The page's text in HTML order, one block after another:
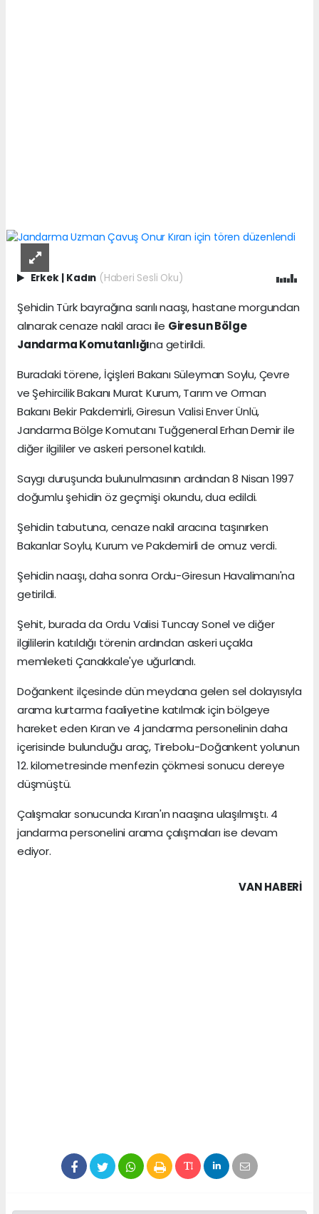
Erkek | Kadın (Haberi Sesli Oku)
Şehidin Türk bayrağına sarılı naaşı, hastane morgundan
alınarak cenaze nakil aracı ile Giresun Bölge
Jandarma Komutanlığına getirildi.
Buradaki törene, İçişleri Bakanı Süleyman Soylu, Çevre
ve Şehircilik Bakanı Murat Kurum, Tarım ve Orman
Bakanı Bekir Pakdemirli, Giresun Valisi Enver Ünlü,
Jandarma Bölge Komutanı Tuğgeneral Erhan Demir ile
diğer ilgililer ve askeri personel katıldı.
Saygı duruşunda bulunulmasının ardından 8 Nisan 1997
doğumlu şehidin öz geçmişi okundu, dua edildi.
Şehidin tabutuna, cenaze nakil aracına taşınırken
Bakanlar Soylu, Kurum ve Pakdemirli de omuz verdi.
Şehidin naaşı, daha sonra Ordu-Giresun Havalimanı'na
getirildi.
Şehit, burada da Ordu Valisi Tuncay Sonel ve diğer
ilgililerin katıldığı törenin ardından askeri uçakla
memleketi Çanakkale'ye uğurlandı.
Doğankent ilçesinde dün meydana gelen sel dolayısıyla
arama kurtarma faaliyetine katılmak için bölgeye
hareket eden Kıran ve 4 jandarma personelinin daha
içerisinde bulunduğu araç, Tirebolu-Doğankent yolunun
12. kilometresinde menfezin çökmesi sonucu dereye
düşmüştü.
Çalışmalar sonucunda Kıran'ın naaşına ulaşılmıştı. 4
jandarma personelini arama çalışmaları ise devam
ediyor.
VAN HABERİ